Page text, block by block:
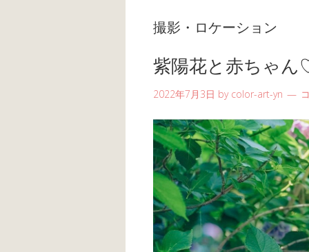
撮影・ロケーション
紫陽花と赤ちゃ
2022年7月3日 by color-art-yn